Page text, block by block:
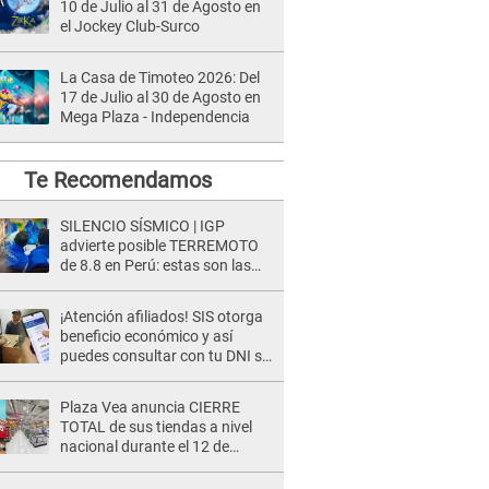
10 de Julio al 31 de Agosto en
el Jockey Club-Surco
La Casa de Timoteo 2026: Del
17 de Julio al 30 de Agosto en
Mega Plaza - Independencia
Te Recomendamos
SILENCIO SÍSMICO | IGP
advierte posible TERREMOTO
de 8.8 en Perú: estas son las
¡Atención afiliados! SIS otorga
beneficio económico y así
puedes consultar con tu DNI si
Plaza Vea anuncia CIERRE
TOTAL de sus tiendas a nivel
nacional durante el 12 de